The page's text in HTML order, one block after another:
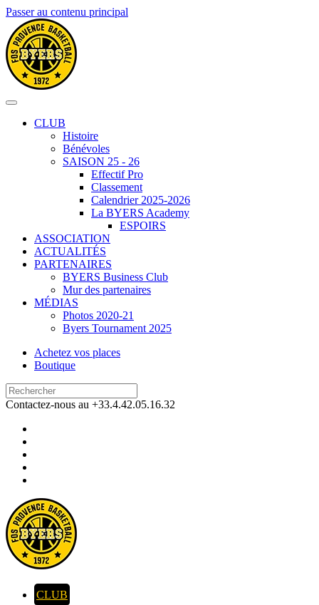
Passer au contenu principal
CLUB
Histoire
Bénévoles
SAISON 25 - 26
Effectif Pro
Classement
Calendrier 2025-2026
La BYERS Academy
ESPOIRS
ASSOCIATION
ACTUALITÉS
PARTENAIRES
BYERS Business Club
Mur des partenaires
MÉDIAS
Photos 2020-21
Byers Tournament 2025
Achetez vos places
Boutique
Contactez-nous au +33.4.42.05.16.32
CLUB